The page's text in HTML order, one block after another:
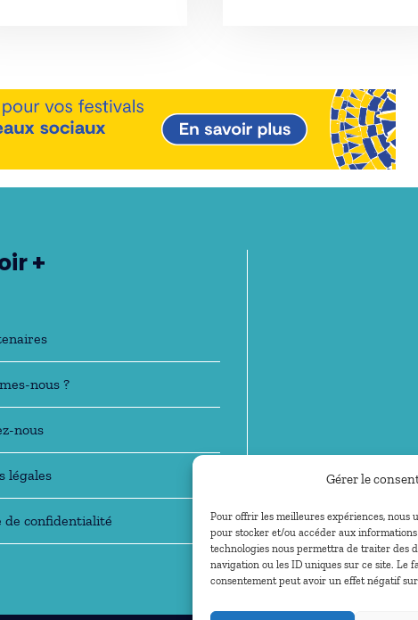
Gérer le
Pour offrir les meilleures expériences, nous
pour stocker et/ou accéder aux
technologies nous permettra de traiter des
navigation ou les ID uniques sur ce site. Le
consentement peut avoir un effet négatif
+
nous ?
nous
légales
de confidentialité